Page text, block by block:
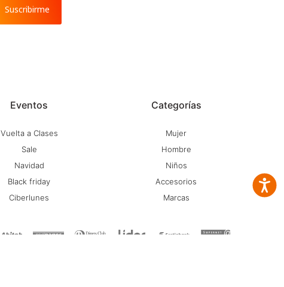
Eventos
Vuelta a Clases
Sale
Navidad
Black friday
Ciberlunes
Categorías
Mujer
Hombre
Niños
Accesorios
Marcas
Suscribirme